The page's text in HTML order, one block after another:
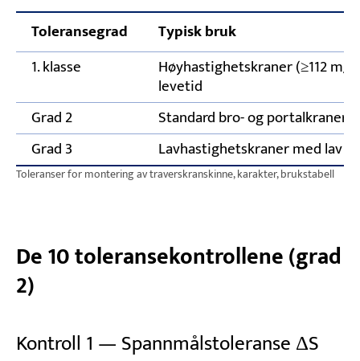
Toleransegrad
Typisk bruk
1. klasse
Høyhastighetskraner (≥112 m/
levetid
Grad 2
Standard bro- og portalkraner
Grad 3
Lavhastighetskraner med lav
Toleranser for montering av traverskranskinne, karakter, brukstabell
De 10 toleransekontrollene (grad
2)
Kontroll 1 — Spannmålstoleranse ΔS